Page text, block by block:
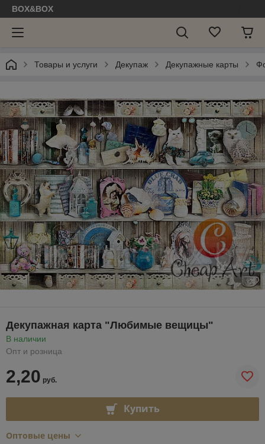
BOX&BOX
Товары и услуги Декупаж Декупажные карты
Декупажная карта "Любимые вещицы"
В наличии
Опт и розница
2,20 руб.
Купить
Оптовые цены